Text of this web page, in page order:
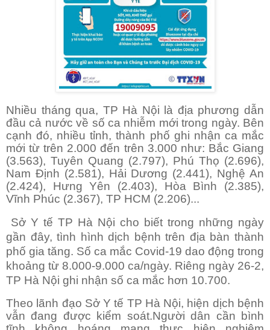
Nhiều tháng qua, TP Hà Nội là địa phương dẫn
đầu cả nước về số ca nhiễm mới trong ngày. Bên
cạnh đó, nhiều tỉnh, thành phố ghi nhận ca mắc
mới từ trên 2.000 đến trên 3.000 như: Bắc Giang
(3.563), Tuyên Quang (2.797), Phú Thọ (2.696),
Nam Định (2.581), Hải Dương (2.441), Nghệ An
(2.424), Hưng Yên (2.403), Hòa Bình (2.385),
Vĩnh Phúc (2.367), TP HCM (2.206)...
Sở Y tế TP Hà Nội cho biết trong những ngày
gần đây, tình hình dịch bệnh trên địa bàn thành
phố gia tăng. Số ca mắc Covid-19 dao động trong
khoảng từ 8.000-9.000 ca/ngày. Riêng ngày 26-2,
TP Hà Nội ghi nhận số ca mắc hơn 10.700.
Theo lãnh đạo Sở Y tế TP Hà Nội, hiện dịch bệnh
vẫn đang được kiểm soát.Người dân cần bình